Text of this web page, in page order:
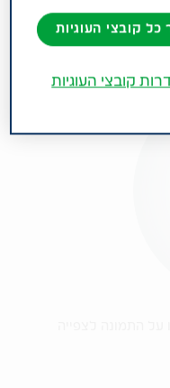
כל קובצי העוגיות
קובצי העוגיות